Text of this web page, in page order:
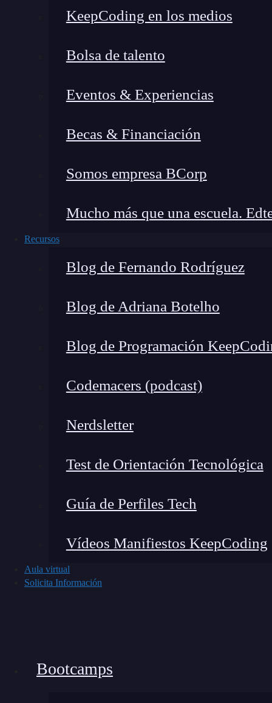
KeepCoding en los medios
Bolsa de talento
Eventos & Experiencias
Becas & Financiación
Somos empresa BCorp
Mucho más que una escuela.
Recursos
Blog de Fernando Rodríguez
Blog de Adriana Botelho
Blog de Programación
Codemacers (podcast)
Nerdsletter
Test de Orientación Tecnológica
Guía de Perfiles Tech
Vídeos Manifiestos KeepCoding
Aula virtual
Solicita Información
Bootcamps
Tenemos aquí nuestro modelo
cargado.